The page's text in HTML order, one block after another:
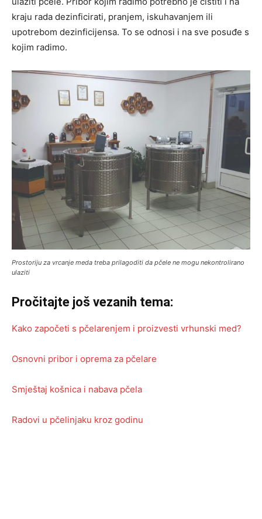
kraju rada dezinficirati, pranjem, iskuhavanjem ili
upotrebom dezinficijensa. To se odnosi i na sve posuđe s
kojim radimo.
Prostoriju za vrcanje meda treba prilagoditi da pčele ne mogu nekontrolirano
ulaziti
Pročitajte još vezanih tema:
Kako započeti s pčelarenjem i proizvesti vrhunski med?
Osnovni pribor i oprema za pčelare
Smještaj košnica i nabava pčela
Radovi u pčelinjaku kroz godinu